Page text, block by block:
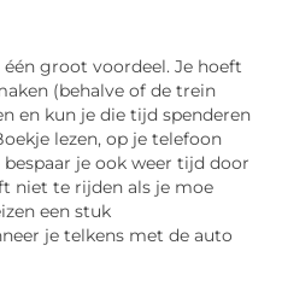
groot voordeel. Je hoeft
(behalve of de trein
en kun je die tijd spenderen
lezen, op je telefoon
bespaar je ook weer tijd door
niet te rijden als je moe
een stuk
je telkens met de auto